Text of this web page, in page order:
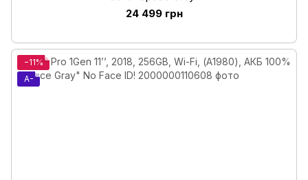
24 499 грн
−11%
A-